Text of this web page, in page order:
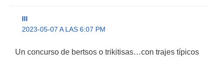
2023-05-07 A LAS 6:07 PM
Un concurso de bertsos o trikitisas…con trajes típicos